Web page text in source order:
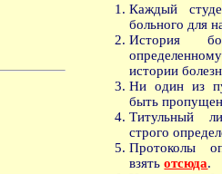
Каждый
больного для
История
истории
Ни один из
быть
Титульный
строго
Протоколы
взятьотсюда.